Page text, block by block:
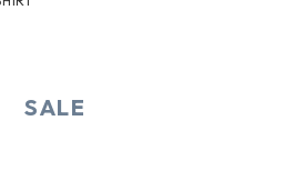
SALE